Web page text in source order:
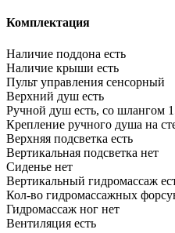
Комплектация
Наличие поддона есть
Наличие крыши есть
Пульт управления сенсорный
Верхний душ есть
Ручной душ есть, со шлангом
Крепление ручного душа на
Верхняя подсветка есть
Вертикальная подсветка нет
Сиденье нет
Вертикальный гидромассаж
Кол-во гидромассажных
Гидромассаж ног нет
Вентиляция есть